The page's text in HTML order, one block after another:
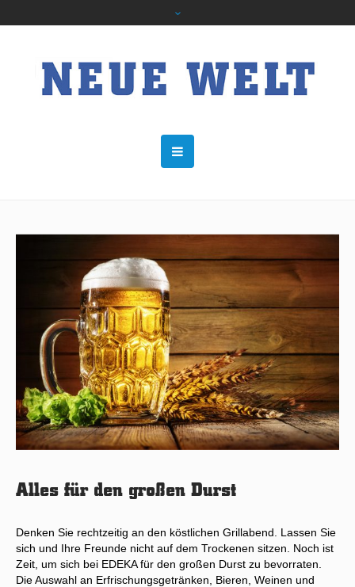
Alles für den großen Durst
Denken Sie rechtzeitig an den köstlichen Grillabend. Lassen Sie
sich und Ihre Freunde nicht auf dem Trockenen sitzen. Noch ist
Zeit, um sich bei EDEKA für den großen Durst zu bevorraten.
Die Auswahl an Erfrischungsgetränken, Bieren, Weinen und